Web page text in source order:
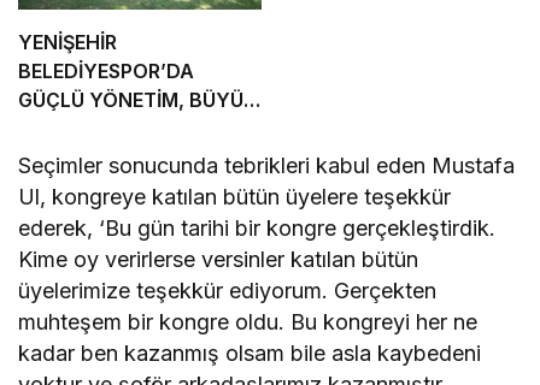
YENİŞEHİR
BELEDİYESPOR’DA
GÜÇLÜ YÖNETİM, BÜYÜK
Seçimler sonucunda tebrikleri kabul eden Mustafa
Ul, kongreye katılan bütün üyelere teşekkür
ederek, ‘Bu gün tarihi bir kongre gerçekleştirdik.
Kime oy verirlerse versinler katılan bütün
üyelerimize teşekkür ediyorum. Gerçekten
muhteşem bir kongre oldu. Bu kongreyi her ne
kadar ben kazanmış olsam bile asla kaybedeni